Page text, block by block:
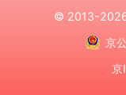
© 2013-
京
京